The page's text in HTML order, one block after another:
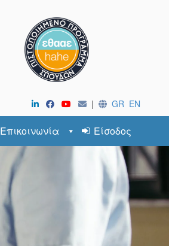
| GR EN
Επικοινωνία Είσοδος